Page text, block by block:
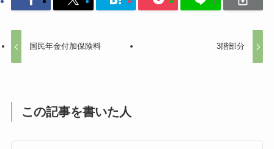
国民年金付加保険料 3階部分
この記事を書いた人